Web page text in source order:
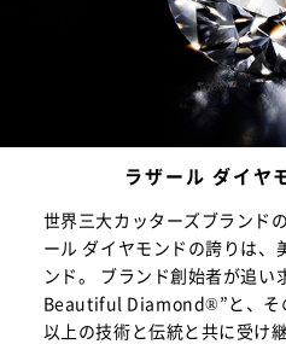
ラザール ダイヤ
世界三大カッターズブランド
ール ダイヤモンドの誇りは、
ンド。 ブランド創始者が追
Beautiful Diamond®”と、そ
以上の技術と伝統と共に受け